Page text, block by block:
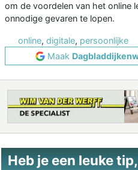
om de voordelen van het online
onnodige gevaren te lopen.
online, digitale, persoonlijke
Maak
Heb je een leuke